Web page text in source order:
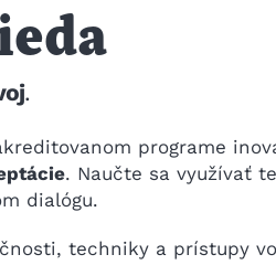
.
programe
. Naučte sa využívať
dialógu.
techniky a prístupy